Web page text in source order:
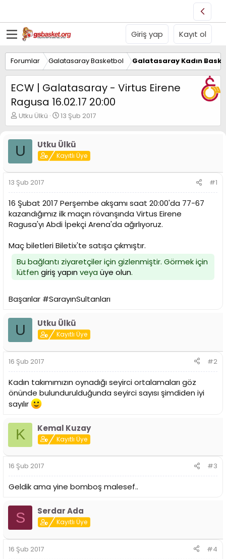
Giriş yap Kayıt ol
Forumlar Galatasaray Basketbol Galatasaray Kadın
ECW | Galatasaray - Virtus Eirene
Ragusa 16.02.17 20:00
K
o
u
y
B
a
ş
a
t
a
Utku Ülkü
B
a
l
a
n
g
a
r
i
i
13 Şub 2017
U Utku Ülkü
Kayıtlı Üye
13 Şub 2017 #1
16 Şubat 2017 Perşembe akşamı saat 20:00'da 77-67
kazandığımız ilk maçın rövanşında Virtus Eirene
Ragusa'yı Abdi İpekçi Arena'da ağırlıyoruz.
Maç biletleri Biletix'te satışa çıkmıştır.
Bu bağlantı ziyaretçiler için gizlenmiştir. Görmek için
lütfen giriş yapınveya üye olun.
Başarılar #SarayınSultanları
U Utku Ülkü
Kayıtlı Üye
16 Şub 2017 #2
Kadın takımımızın oynadığı seyirci ortalamaları göz
önünde bulundurulduğunda seyirci sayısı şimdiden iyi
sayılır
K Kemal Kuzay
Kayıtlı Üye
16 Şub 2017 #3
Geldik ama yine bomboş malesef..
S Serdar Ada
Kayıtlı Üye
16 Şub 2017 #4